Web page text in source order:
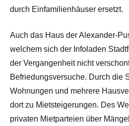
durch Einfamilienhäuser ersetzt.
Auch das Haus der Alexander-
welchem sich der Infoladen
der Vergangenheit nicht
Befriedungsversuche. Durch die
Wohnungen und mehrere
dort zu Mietsteigerungen. Des
privaten Mietparteien über